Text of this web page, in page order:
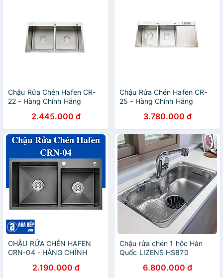
Chậu Rửa Chén Hafen CR-
22 - Hàng Chính Hãng
2.445.000 đ
Chậu Rửa Chén Hafen CR-
25 - Hàng Chính Hãng
3.780.000 đ
CHẬU RỬA CHÉN HAFEN
CRN-04 - HÀNG CHÍNH
2.190.000 đ
Chậu rửa chén 1 hộc Hàn
Quốc LIZENS HS870
6.800.000 đ